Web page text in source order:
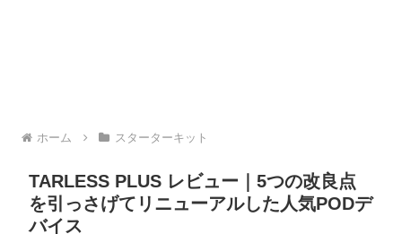
ホーム スターターキット
TARLESS PLUS レビュー｜5つの改良点
を引っさげてリニューアルした人気PODデ
バイス